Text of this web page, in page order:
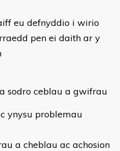
eu defnyddio i wirio
pen ei daith ar y
sodro ceblau a gwifrau
ynysu problemau
a cheblau ac achosion